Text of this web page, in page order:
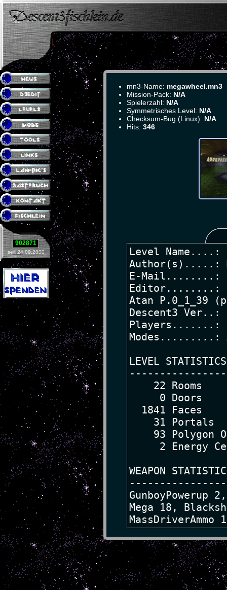
902871
seit 24.09.2000
mn3-Name: megawheel.mn3
Mission-Pack: N/A
Spielerzahl: N/A
Symmetrisches Level: N/A
Checksum-Bug (Linux): N/A
Hits: 346